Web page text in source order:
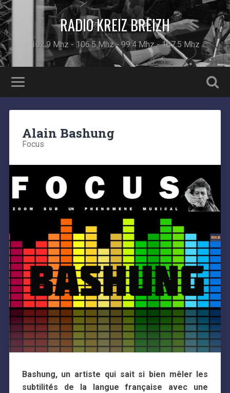
RADIO KREIZ BREIZH
102.9 Mhz - 106.5 Mhz - 99.4 Mhz - 107.5 Mhz
Alain Bashung
Focus
Bashung, un artiste qui sait si bien mêler les
subtilités de la langue française avec une